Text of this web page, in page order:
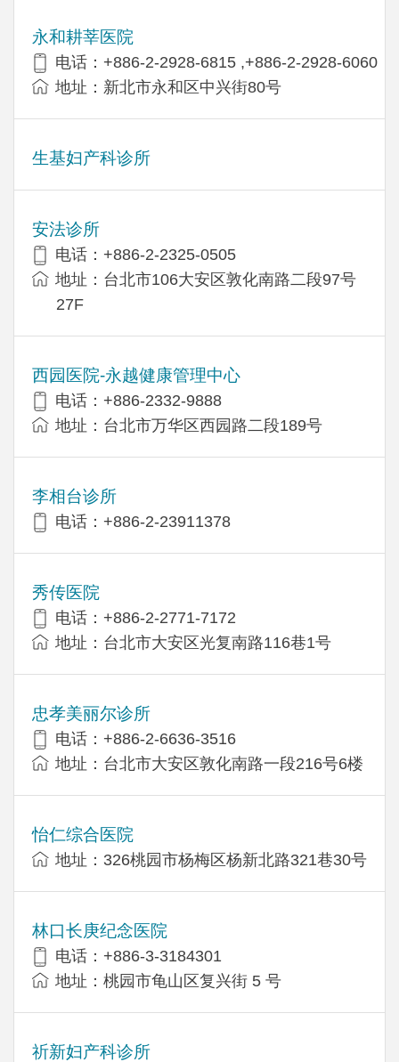
永和耕莘医院
电话：+886-2-2928-6815 ,+886-2-2928-6060
地址：新北市永和区中兴街80号
生基妇产科诊所
安法诊所
电话：+886-2-2325-0505
地址：台北市106大安区敦化南路二段97号
27F
西园医院-永越健康管理中心
电话：+886-2332-9888
地址：台北市万华区西园路二段189号
李相台诊所
电话：+886-2-23911378
秀传医院
电话：+886-2-2771-7172
地址：台北市大安区光复南路116巷1号
忠孝美丽尔诊所
电话：+886-2-6636-3516
地址：台北市大安区敦化南路一段216号6楼
怡仁综合医院
地址：326桃园市杨梅区杨新北路321巷30号
林口长庚纪念医院
电话：+886-3-3184301
地址：桃园市龟山区复兴街 5 号
祈新妇产科诊所